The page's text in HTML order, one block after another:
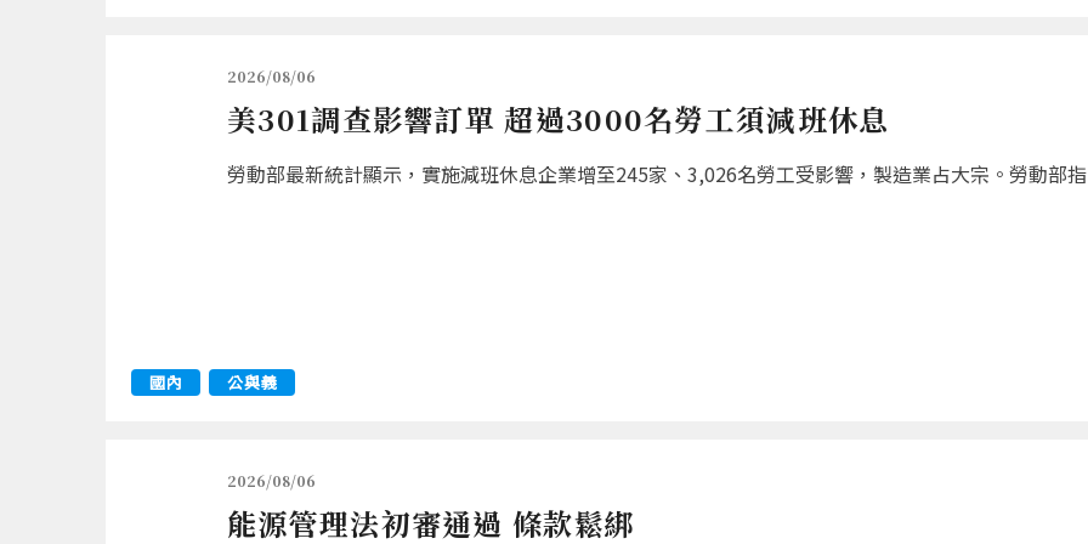
2026/08/06
美301調查影響訂單 超過3000名勞工須減班休息
勞動部最新統計顯示，實施減班休息企業增至245家、3,026名勞工受影響，製造業占大宗。勞動部
國內 公與義
2026/08/06
能源管理法初審通過 條款鬆綁